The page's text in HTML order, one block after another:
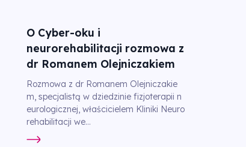
O Cyber-oku i
neurorehabilitacji rozmowa z
dr Romanem Olejniczakiem
Rozmowa z dr Romanem Olejniczakie
m, specjalistą w dziedzinie fizjoterapii n
eurologicznej, właścicielem Kliniki Neuro
rehabilitacji we...